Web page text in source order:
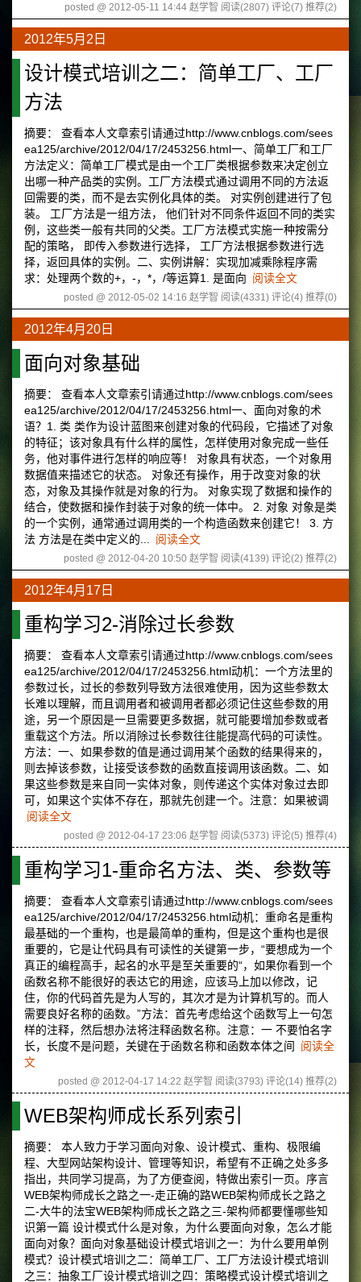
posted @ 2012-05-11 14:44 赵学智 阅读(2807) 评论(7) 推荐(2)
2012年5月2日
设计模式培训之二：简单工厂、工厂
方法
摘要： 查看本人文章索引请通过http://www.cnblogs.com/sees
ea125/archive/2012/04/17/2453256.html一、简单工厂和工厂
方法定义：简单工厂模式是由一个工厂类根据参数来决定创立
出哪一种产品类的实例。工厂方法模式通过调用不同的方法返
回需要的类，而不是去实例化具体的类。 对实例创建进行了包
装。 工厂方法是一组方法， 他们针对不同条件返回不同的类实
例，这些类一般有共同的父类。工厂方法模式实施一种按需分
配的策略， 即传入参数进行选择， 工厂方法根据参数进行选
择，返回具体的实例。二、实例讲解：实现加减乘除程序需
求：处理两个数的+，-，*，/等运算1. 是面向 阅读全文
posted @ 2012-05-02 14:16 赵学智 阅读(4331) 评论(4) 推荐(0)
2012年4月20日
面向对象基础
摘要： 查看本人文章索引请通过http://www.cnblogs.com/sees
ea125/archive/2012/04/17/2453256.html一、面向对象的术
语？1. 类 类作为设计蓝图来创建对象的代码段，它描述了对象
的特征；该对象具有什么样的属性，怎样使用对象完成一些任
务，他对事件进行怎样的响应等！ 对象具有状态，一个对象用
数据值来描述它的状态。 对象还有操作，用于改变对象的状
态，对象及其操作就是对象的行为。 对象实现了数据和操作的
结合，使数据和操作封装于对象的统一体中。 2. 对象 对象是类
的一个实例，通常通过调用类的一个构造函数来创建它！ 3. 方
法 方法是在类中定义的...
阅读全文
posted @ 2012-04-20 10:50 赵学智 阅读(4139) 评论(2) 推荐(2)
2012年4月17日
重构学习2-消除过长参数
摘要： 查看本人文章索引请通过http://www.cnblogs.com/sees
ea125/archive/2012/04/17/2453256.html动机：一个方法里的
参数过长，过长的参数列导致方法很难使用，因为这些参数太
长难以理解，而且调用者和被调用者都必须记住这些参数的用
途，另一个原因是一旦需要更多数据，就可能要增加参数或者
重载这个方法。所以消除过长参数往往能提高代码的可读性。
方法：一、如果参数的值是通过调用某个函数的结果得来的，
则去掉该参数，让接受该参数的函数直接调用该函数。二、如
果这些参数是来自同一实体对象，则传递这个实体对象过去即
可，如果这个实体不存在，那就先创建一个。注意：如果被调
阅读全文
posted @ 2012-04-17 23:06 赵学智 阅读(5373) 评论(5) 推荐(4)
重构学习1-重命名方法、类、参数等
摘要： 查看本人文章索引请通过http://www.cnblogs.com/sees
ea125/archive/2012/04/17/2453256.html动机：重命名是重构
最基础的一个重构，也是最简单的重构，但是这个重构也是很
重要的，它是让代码具有可读性的关键第一步，“要想成为一个
真正的编程高手，起名的水平是至关重要的“，如果你看到一个
函数名称不能很好的表达它的用途，应该马上加以修改，记
住，你的代码首先是为人写的，其次才是为计算机写的。而人
需要良好名称的函数。”方法：首先考虑给这个函数写上一句怎
样的注释，然后想办法将注释函数名称。注意：一 不要怕名字
长，长度不是问题，关键在于函数名称和函数本体之间
阅读全
文
posted @ 2012-04-17 14:22 赵学智 阅读(3793) 评论(14) 推荐(2)
WEB架构师成长系列索引
摘要： 本人致力于学习面向对象、设计模式、重构、极限编
程、大型网站架构设计、管理等知识，希望有不正确之处多多
指出，共同学习提高，为了方便查阅，特做出索引一页。序言
WEB架构师成长之路之一-走正确的路WEB架构师成长之路之
二-大牛的法宝WEB架构师成长之路之三-架构师都要懂哪些知
识第一篇 设计模式什么是对象，为什么要面向对象，怎么才能
面向对象？面向对象基础设计模式培训之一：为什么要用单例
模式？设计模式培训之二：简单工厂、工厂方法设计模式培训
之三：抽象工厂设计模式培训之四：策略模式设计模式培训之